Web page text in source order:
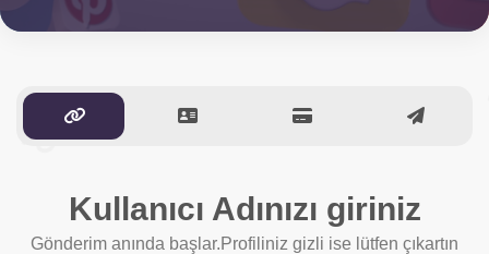
Kullanıcı Adınızı giriniz
Gönderim anında başlar.Profiliniz gizli ise lütfen çıkartın